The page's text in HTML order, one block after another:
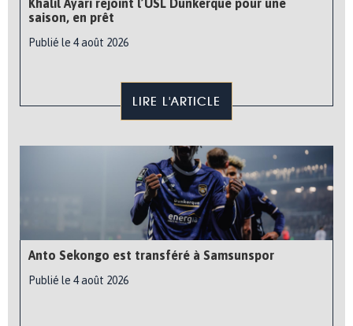
Khalil Ayari rejoint l’USL Dunkerque pour une
saison, en prêt
Publié le 4 août 2026
LIRE L'ARTICLE
Anto Sekongo est transféré à Samsunspor
Publié le 4 août 2026